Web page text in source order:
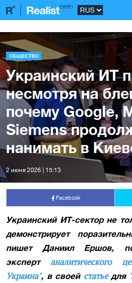
ОБЩЕСТВО
Украинский ИТ
несмотря на
почему Google,
Siemens
нанимать в
2 июня 2026 | 15:13
Facebook
Украинский ИТ-сектор не
демонстрирует
пишет Даниил Ершов,
эксперт аналитического
Украина", в своей статьедля